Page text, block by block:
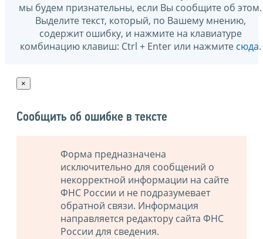
мы будем признательны, если Вы сообщите об этом.
Выделите текст, который, по Вашему мнению,
содержит ошибку, и нажмите на клавиатуре
комбинацию клавиш: Ctrl + Enter или нажмите сюда.
×
Сообщить об ошибке в тексте
Форма предназначена
исключительно для сообщений о
некорректной информации на сайте
ФНС России и не подразумевает
обратной связи. Информация
направляется редактору сайта ФНС
России для сведения.